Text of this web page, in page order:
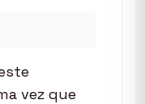
vez que